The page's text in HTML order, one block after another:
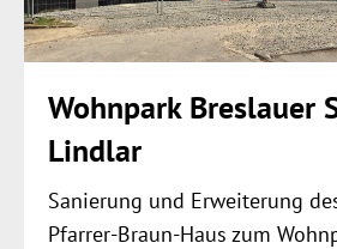
Wohnpark Breslauer
Lindlar
Sanierung und Erweiterung
Pfarrer-Braun-Haus zum